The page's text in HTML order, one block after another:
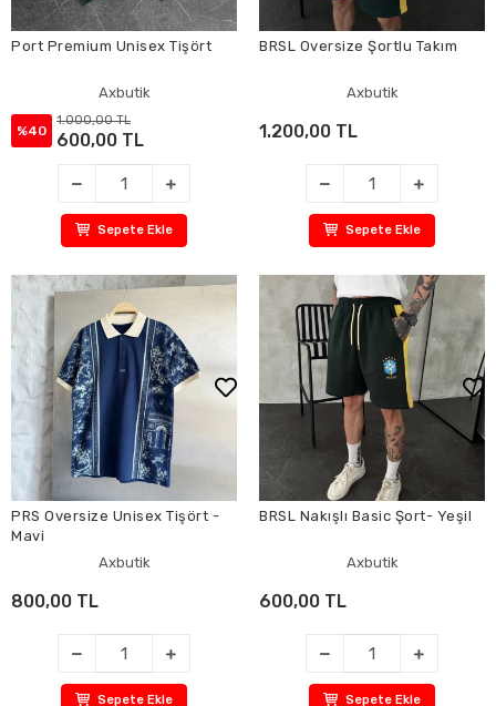
Port Premium Unisex Tişört
Axbutik
%40
1.000,00 TL
600,00 TL
Sepete Ekle
BRSL Oversize Şortlu Takım
Axbutik
1.200,00 TL
Sepete Ekle
PRS Oversize Unisex Tişört -
Mavi
Axbutik
800,00 TL
Sepete Ekle
BRSL Nakışlı Basic Şort- Yeşil
Axbutik
600,00 TL
Sepete Ekle